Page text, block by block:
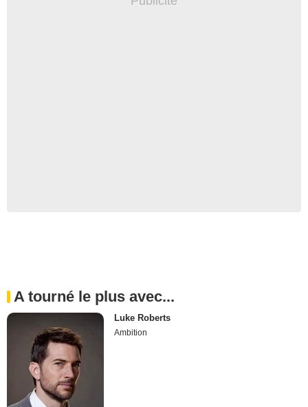
A tourné le plus avec...
Luke Roberts
Ambition